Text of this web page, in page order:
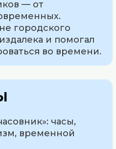
— от
городского
и помогал
во времени.
часы,
временной